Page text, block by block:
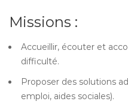
Missions :
Accueillir, écouter et
difficulté.
Proposer des solutions
emploi, aides sociales).